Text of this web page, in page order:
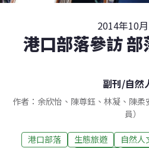
2014年10
港口部落參訪
副刊/自然
作者：余欣怡、陳尊鈺、林凝、陳
員）
港口部落 生態旅遊 自然人